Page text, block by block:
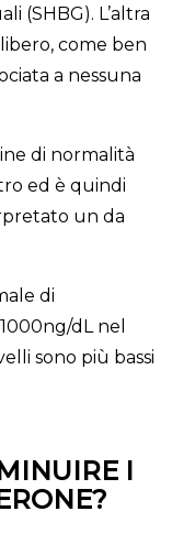
(SHBG). L’altra
come ben
a nessuna
di normalità
ed è quindi
un da
di
dL nel
sono più bassi
I